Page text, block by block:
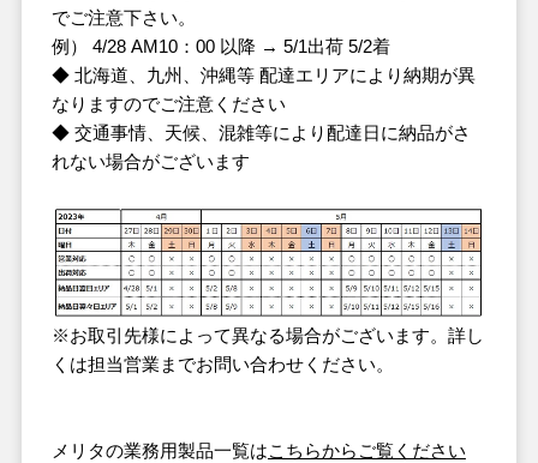
でご注意下さい。
例） 4/28 AM10：00 以降 → 5/1出荷 5/2着
◆ 北海道、九州、沖縄等 配達エリアにより納期が異
なりますのでご注意ください
◆ 交通事情、天候、混雑等により配達日に納品がさ
れない場合がございます
※お取引先様によって異なる場合がございます。詳し
くは担当営業までお問い合わせください。
メリタの業務用製品一覧はこちらからご覧ください